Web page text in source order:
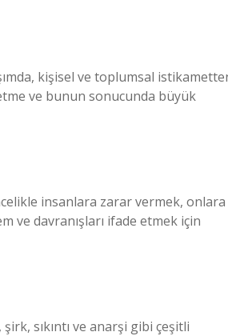
kişisel ve toplumsal
ve bunun sonucunda büyük
insanlara zarar vermek, onlara
ve davranışları ifade etmek için
şirk, sıkıntı ve anarşi gibi çeşitli